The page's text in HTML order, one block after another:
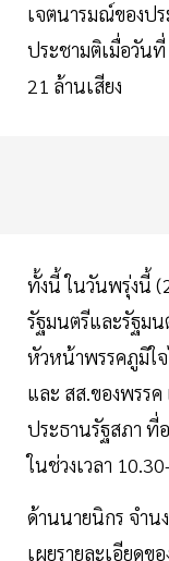
เจตนารมณ์ของป
ประชามติเมื่อวัน
21 ล้านเสียง
ทั้งนี้ ในวันพรุ่งนี้
รัฐมนตรีและรัฐมน
หัวหน้าพรรคภูมิใ
และ สส.ของพรร
ประธานรัฐสภา ที่
ในช่วงเวลา
ด้านนายนิกร จำน
เผยรายละเอียดข